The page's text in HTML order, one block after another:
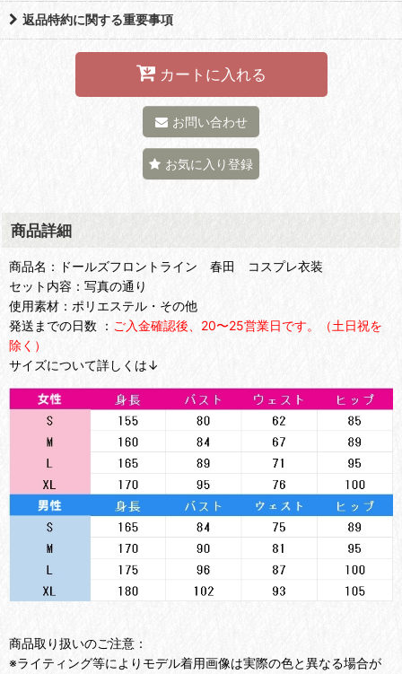
返品特約に関する重要事項
カートに入れる
お問い合わせ
お気に入り登録
商品詳細
商品名：ドールズフロントライン 春田 コスプレ衣装
セット内容：写真の通り
使用素材：ポリエステル・その他
発送までの日数 ： ご入金確認後、20〜25営業日です。（土日祝を
除く）
サイズについて詳しくは↓
商品取り扱いのご注意：
※ライティング等によりモデル着用画像は実際の色と異なる場合が